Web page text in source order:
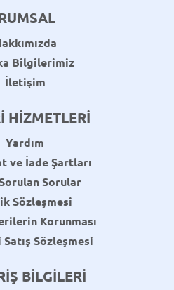
Bilgilerimiz
İletişim
HİZMETLERİ
Yardım
ve İade Şartları
Sorular
Sözleşmesi
Korunması
Sözleşmesi
BİLGİLERİ